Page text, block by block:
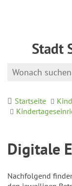
Stadt
Startseite
Digitale
Nachfolgend